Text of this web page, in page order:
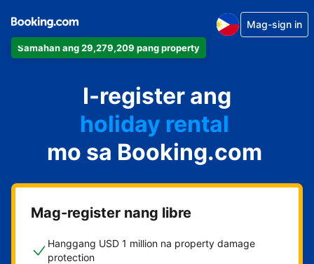
Samahan ang 29,279,209 pang property
Mag-sign in
I-register ang
apartment
hotel
holiday rental
guest house
bed and breakfast
mo sa Booking.com
Mag-register nang libre
Hanggang USD 1 million na property damage
protection